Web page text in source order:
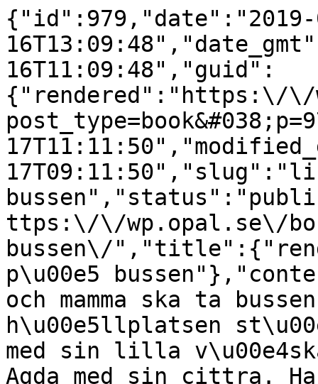
{"id":979,"date":"2019-
16T11:09:48","guid":
{"rendered":"https:\/\/
ttps:\/\/wp.opal.se\/
bussen\/
p\u00e5
och mamma ska ta
h\u00e5llplatsen
med sin lilla
Agda med sin cittra.